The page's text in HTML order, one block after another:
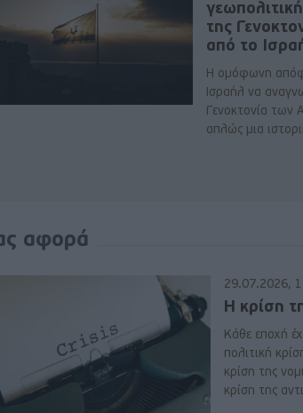
της
από το
Η ομόφωνη
Ισραήλ να
Γενοκτονία των
απλώς μια
αφορά
29.07.2026,
Η κρίση
Κάθε εποχή
πολιτική
κρίση της
κρίση της